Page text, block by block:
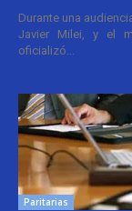
Durante una
Javier Milei, y el
oficializó...
Paritarias